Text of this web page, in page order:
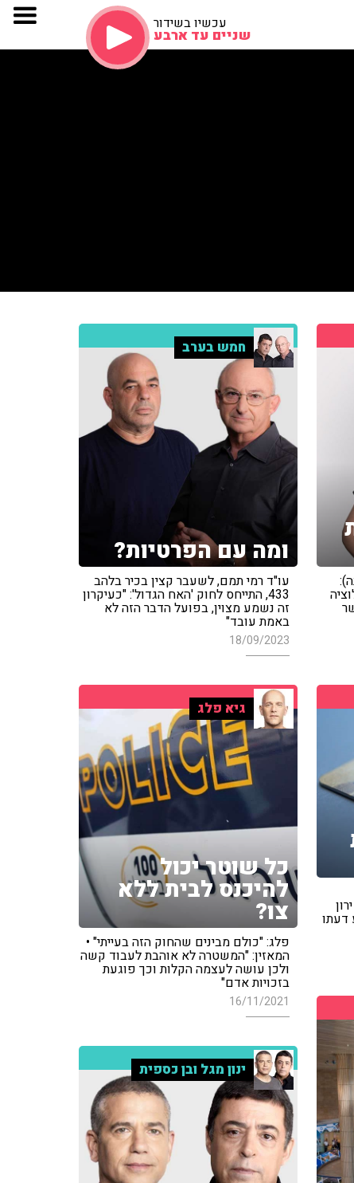
עכשיו בשידור
שניים עד ארבע
חמש בערב
ומה עם הפרטיות?
עו"ד רמי תמם, לשעבר קצין בכיר בלהב
433, התייחס לחוק 'האח הגדול': "כעיקרון
זה נשמע מצוין, בפועל הדבר הזה לא
באמת עובד"
18/09/2023
דעתו
גיא פלג
כל שוטר יכול
להיכנס לבית ללא
צו?
פלג: "כולם מבינים שהחוק הזה בעייתי" •
המאזין: "המשטרה לא אוהבת לעבוד קשה
ולכן עושה לעצמה הקלות וכך פוגעת
בזכויות אדם"
16/11/2021
ינון מגל ובן כספית